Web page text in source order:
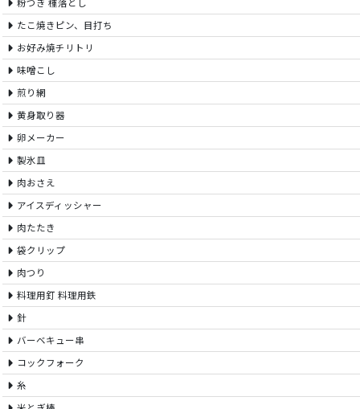
たこ焼きピン、目打ち
お好み焼チリトリ
味噌こし
煎り網
黄身取り器
卵メーカー
製氷皿
肉おさえ
アイスディッシャー
肉たたき
袋クリップ
肉つり
料理用釘 料理用鉄
針
バーベキュー串
コックフォーク
糸